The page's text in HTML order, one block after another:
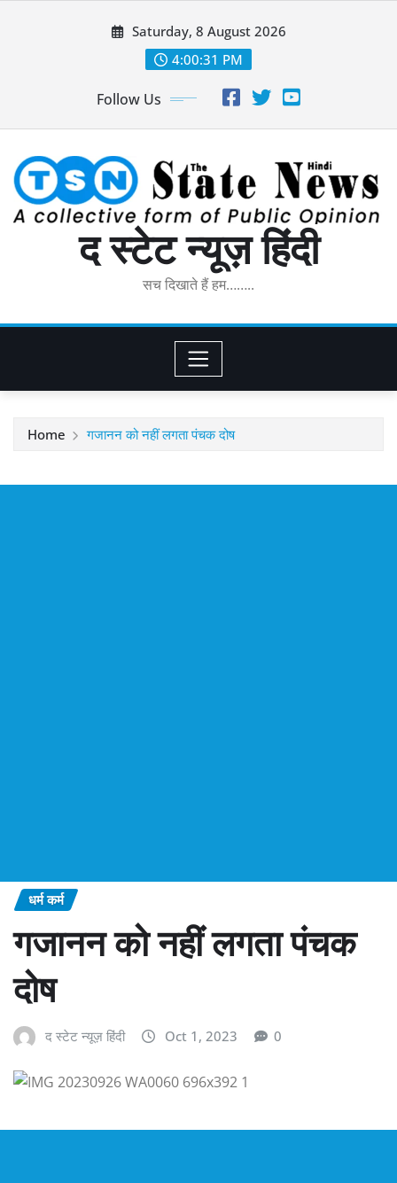
Saturday, 8 August 2026
4:00:32 PM
Follow Us
द स्टेट न्यूज़ हिंदी
सच दिखाते हैं हम……..
Home गजानन को नहीं लगता पंचक दोष
धर्म कर्म
गजानन को नहीं लगता पंचक
दोष
द स्टेट न्यूज़ हिंदी Oct 1, 2023 0